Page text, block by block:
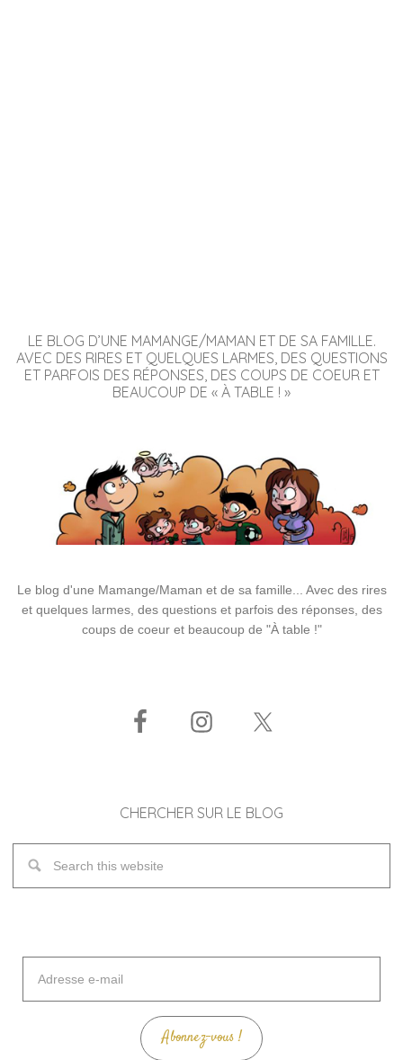
LE BLOG D’UNE MAMANGE/MAMAN ET DE SA FAMILLE.
AVEC DES RIRES ET QUELQUES LARMES, DES QUESTIONS
ET PARFOIS DES RÉPONSES, DES COUPS DE COEUR ET
BEAUCOUP DE « À TABLE ! »
Le blog d'une Mamange/Maman et de sa famille... Avec des rires
et quelques larmes, des questions et parfois des réponses, des
coups de coeur et beaucoup de "À table !"
CHERCHER SUR LE BLOG
mail
Abonnez-vous !